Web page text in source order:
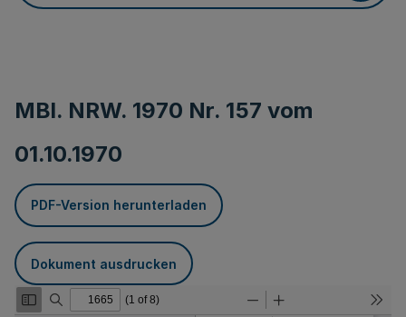
MBl. NRW. 1970 Nr. 157 vom
01.10.1970
PDF-Version herunterladen
Dokument ausdrucken